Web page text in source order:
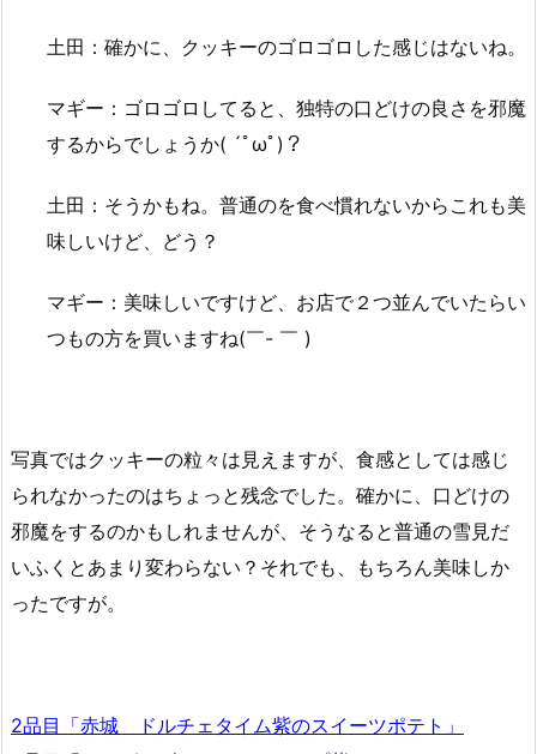
土田：確かに、クッキーのゴロゴロした感じはないね。
マギー：ゴロゴロしてると、独特の口どけの良さを邪魔
するからでしょうか( ´ﾟωﾟ)？
土田：そうかもね。普通のを食べ慣れないからこれも美
味しいけど、どう？
マギー：美味しいですけど、お店で２つ並んでいたらい
つもの方を買いますね(￣- ￣ )
写真ではクッキーの粒々は見えますが、食感としては感じ
られなかったのはちょっと残念でした。確かに、口どけの
邪魔をするのかもしれませんが、そうなると普通の雪見だ
いふくとあまり変わらない？それでも、もちろん美味しか
ったですが。
2品目「赤城 ドルチェタイム紫のスイーツポテト」